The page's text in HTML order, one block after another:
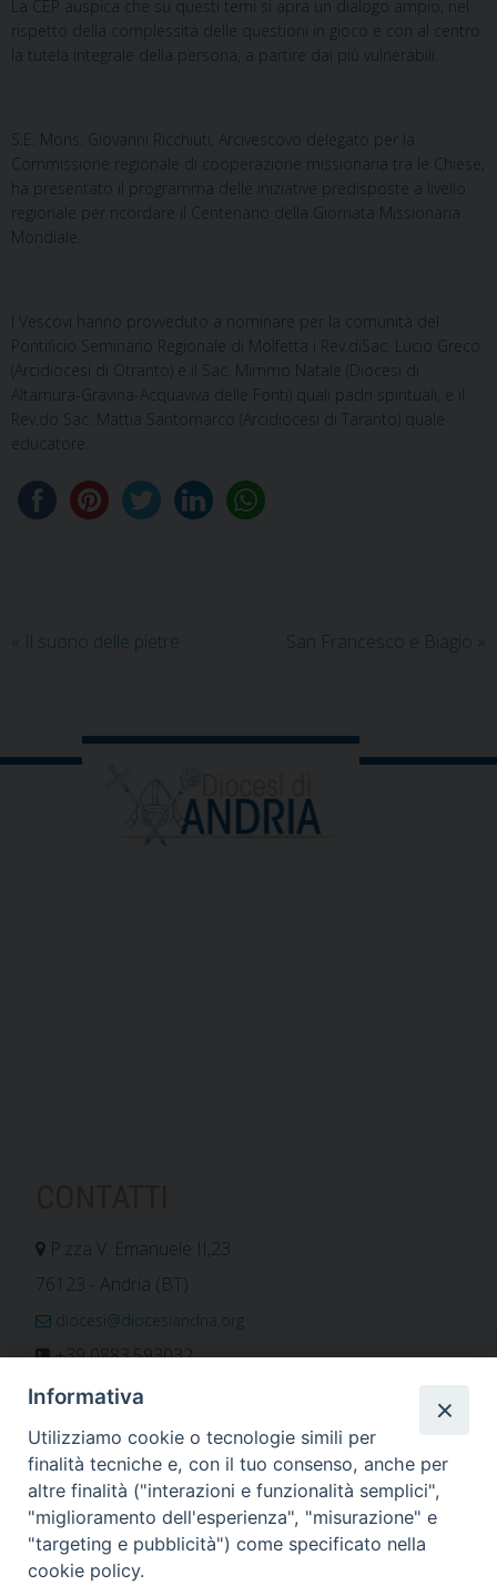
La CEP auspica che su questi temi si apra un dialogo ampio, nel
rispetto della complessità delle questioni in gioco e con al centro
la tutela integrale della persona, a partire dai più vulnerabili.
S.E. Mons. Giovanni Ricchiuti, Arcivescovo delegato per la
Commissione regionale di cooperazione missionaria tra le Chiese,
ha presentato il programma delle iniziative predisposte a livello
regionale per ricordare il Centenario della Giornata Missionaria
Mondiale.
I Vescovi hanno provveduto a nominare per la comunità del
Pontificio Seminario Regionale di Molfetta i Rev.diSac. Lucio Greco
(Arcidiocesi di Otranto) e il Sac. Mimmo Natale (Diocesi di
Altamura-Gravina-Acquaviva delle Fonti) quali padri spirituali, e il
Rev.do Sac. Mattia Santomarco (Arcidiocesi di Taranto) quale
educatore.
« Il suono delle pietre San Francesco e Biagio »
P.zza V. Emanuele II,23
76123 - Andria (BT)
diocesi@diocesiandria.org
+39 0883.593032
+39 0883.592596
ORARIO E CALENDARI
Orari uffici
Calendario diocesano
Orario messe
Informativa
Utilizziamo cookie o tecnologie simili per
finalità tecniche e, con il tuo consenso, anche per
altre finalità ("interazioni e funzionalità semplici",
"miglioramento dell'esperienza", "misurazione" e
"targeting e pubblicità") come specificato nella
cookie policy.